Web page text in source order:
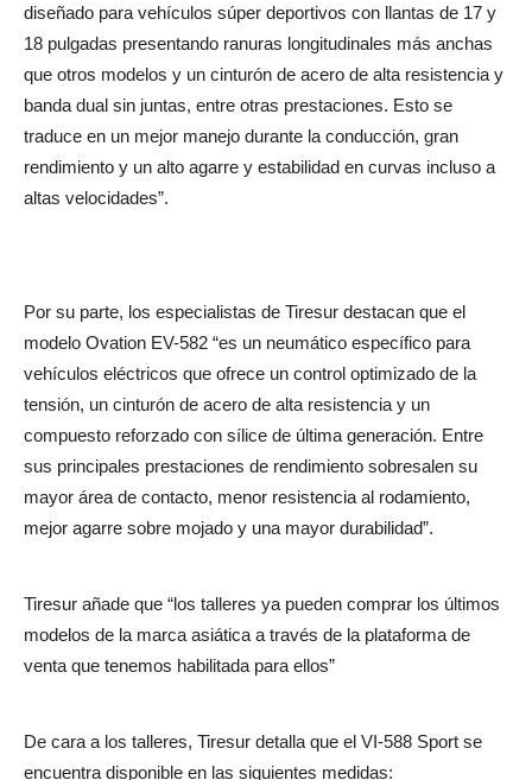
diseñado para vehículos súper deportivos con llantas de 17 y
18 pulgadas presentando ranuras longitudinales más anchas
que otros modelos y un cinturón de acero de alta resistencia y
banda dual sin juntas, entre otras prestaciones. Esto se
traduce en un mejor manejo durante la conducción, gran
rendimiento y un alto agarre y estabilidad en curvas incluso a
altas velocidades”.
Por su parte, los especialistas de Tiresur destacan que el
modelo Ovation EV-582 “es un neumático específico para
vehículos eléctricos que ofrece un control optimizado de la
tensión, un cinturón de acero de alta resistencia y un
compuesto reforzado con sílice de última generación. Entre
sus principales prestaciones de rendimiento sobresalen su
mayor área de contacto, menor resistencia al rodamiento,
mejor agarre sobre mojado y una mayor durabilidad”.
Tiresur añade que “los talleres ya pueden comprar los últimos
modelos de la marca asiática a través de la plataforma de
venta que tenemos habilitada para ellos”
De cara a los talleres, Tiresur detalla que el VI-588 Sport se
encuentra disponible en las siguientes medidas: